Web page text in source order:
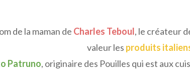
de la maman de Charles Teboul, le créateur
valeur les produits
Patruno, originaire des Pouilles qui est aux